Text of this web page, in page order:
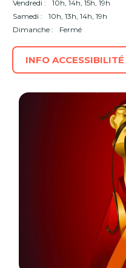
Vendredi :
10h, 14h, 15h, 19h
Samedi :
10h, 13h, 14h, 19h
Dimanche :
Fermé
INFO ACCESSIBILITÉ